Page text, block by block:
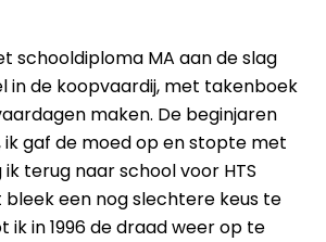
schooldiploma MA aan de slag
in de koopvaardij, met takenboek
maken. De beginjaren
gaf de moed op en stopte met
terug naar school voor HTS
een nog slechtere keus te
ik in 1996 de draad weer op te